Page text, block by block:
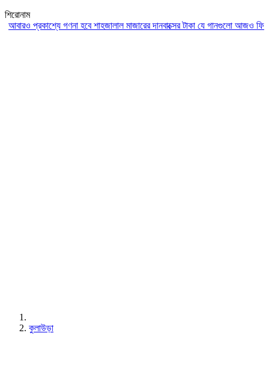
শিরোনাম
প্রকাশ্যে গণনা হবে শাহজালাল মাজারের দানবাক্সের টাকাযে গানগুলো আজও ফিরিয়ে
কুলাউড়া